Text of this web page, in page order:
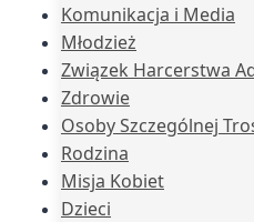
Komunikacja i Media
Młodzież
Związek Harcerstwa
Zdrowie
Osoby Szczególnej
Rodzina
Misja Kobiet
Dzieci